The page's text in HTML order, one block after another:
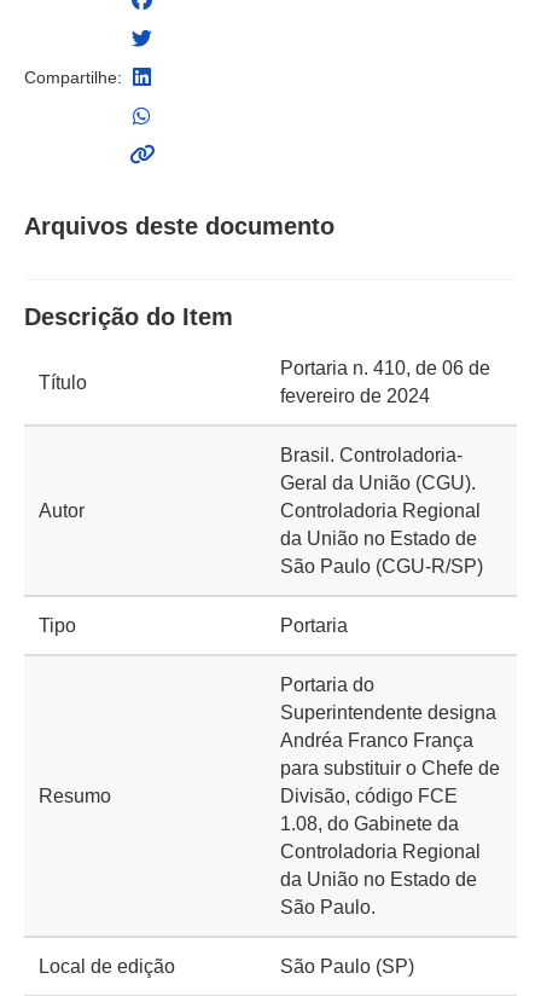
Compartilhe:
Arquivos deste documento
Descrição do Item
Título
Portaria n. 410, de 06 de
fevereiro de 2024
Autor
Brasil. Controladoria-
Geral da União (CGU).
Controladoria Regional
da União no Estado de
São Paulo (CGU-R/SP)
Tipo Portaria
Resumo
Portaria do
Superintendente designa
Andréa Franco França
para substituir o Chefe de
Divisão, código FCE
1.08, do Gabinete da
Controladoria Regional
da União no Estado de
São Paulo.
Local de edição São Paulo (SP)